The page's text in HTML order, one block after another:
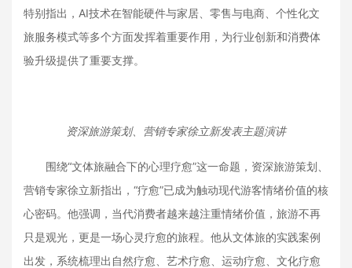
特别指出，AI技术在智能硬件与家居、零售与电商、个性化文
旅服务模式等多个方面发挥着重要作用，为行业创新和消费体
验升级提供了重要支撑。
资深旅游策划、营销专家徐立新发表主题演讲
围绕“文体旅融合下的心理疗愈”这一命题，资深旅游策划、
营销专家徐立新指出，“疗愈”已成为触动现代游客情绪价值的核
心密码。他强调，当代消费者越来越注重情绪价值，旅游不再
只是观光，更是一场心灵疗愈的旅程。他从文体旅的实践案例
出发，系统梳理出自然疗愈、艺术疗愈、运动疗愈、文化疗愈